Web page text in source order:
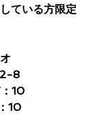
ている方限定
8
10
10